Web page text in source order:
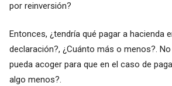
por reinversión?
Entonces, ¿tendría qué pagar a hacienda
declaración?, ¿Cuánto más o menos?.
pueda acoger para que en el caso de
algo menos?.